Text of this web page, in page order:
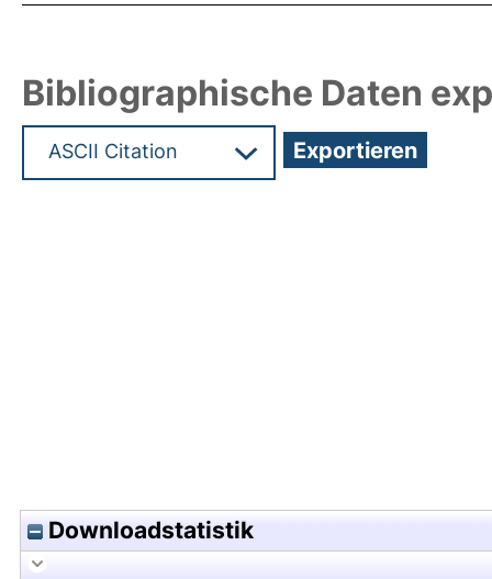
Bibliographische Daten
Downloadstatistik